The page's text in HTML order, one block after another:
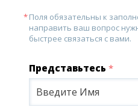
Поля обязательны к
направить ваш вопрос
быстрее связаться с вами.
Представьтесь *